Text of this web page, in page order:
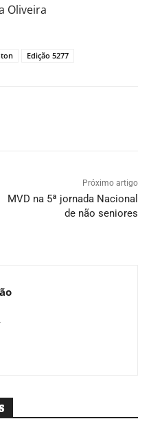
Oliveira
Edição 5277
Próximo artigo
MVD na 5ª jornada Nacional
de não seniores